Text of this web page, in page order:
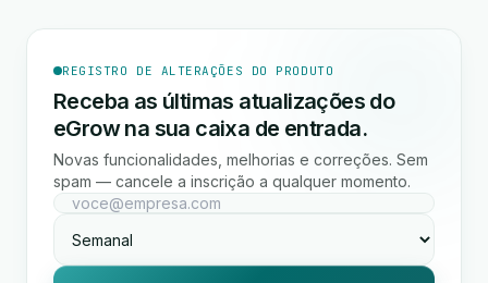
REGISTRO DE ALTERAÇÕES DO PRODUTO
Receba as últimas atualizações do
eGrow na sua caixa de entrada.
Novas funcionalidades, melhorias e correções. Sem
spam — cancele a inscrição a qualquer momento.